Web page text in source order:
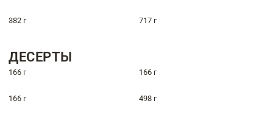
382 г 717 г
ДЕСЕРТЫ
166 г 166 г
166 г 498 г